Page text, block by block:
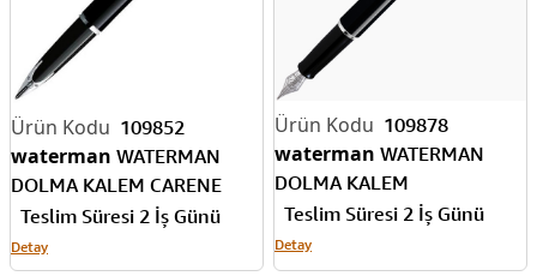
109852
waterman WATERMAN
DOLMA KALEM CARENE
LAKE SİYAH ST S0293960
Teslim Süresi 2 İş Günü
Detay
109878
waterman WATERMAN
DOLMA KALEM
HEMISPHERE LAKE SİYA CT
920530
Teslim Süresi 2 İş Günü
Detay